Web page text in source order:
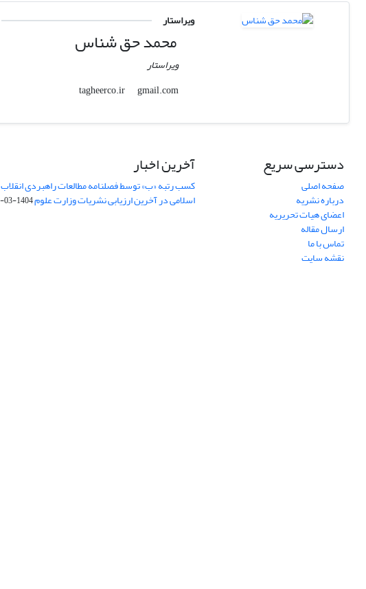
ویراستار
محمد حق شناس
ویراستار
tagheerco.ir
gmail.com
دسترسی سریع
صفحه اصلی
درباره نشریه
اعضای هیات تحریریه
ارسال مقاله
تماس با ما
نقشه سایت
آخرین اخبار
کسب رتبه «ب» توسط فصلنامه مطالعات راهبردی انقلاب
اسلامی در آخرین ارزیابی نشریات وزارت علوم1404-03-01